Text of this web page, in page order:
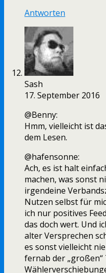
Antworten
Sash
17. September 2016
@Benny:
Hmm, vielleicht ist
dem Lesen.
@hafensonne:
Ach, es ist halt
machen, was sonst
irgendeine
Nutzen selbst für
ich nur positives
das doch wert. Und
alter Versprechen
es sonst vielleicht
fernab der